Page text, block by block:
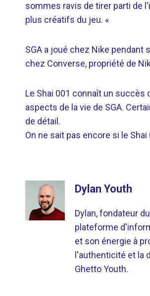
sommes ravis de tirer parti de
plus créatifs du jeu. «
SGA a joué chez Nike pendant
chez Converse, propriété de
Le Shai 001 connaît un
aspects de la vie de SGA.
de détail.
On ne sait pas encore si le
Dylan Youth
Dylan, fondateur
plateforme
et son énergie à
l'authenticité et la
Ghetto Youth.